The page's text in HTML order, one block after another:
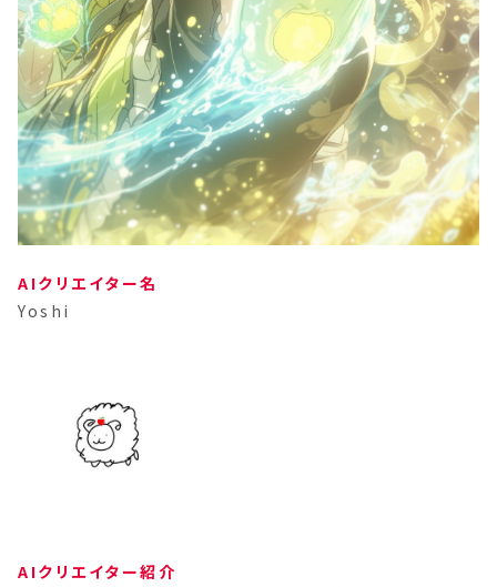
AIクリエイター名
Yoshi
AIクリエイター紹介